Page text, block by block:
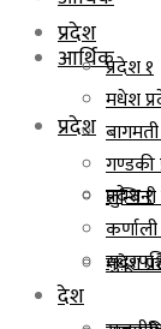
आर्थिक
प्रदेश
प्रदेश १
मधेश
प्रदेश
प्रदेश १
मधेश
गण्डकी
देश